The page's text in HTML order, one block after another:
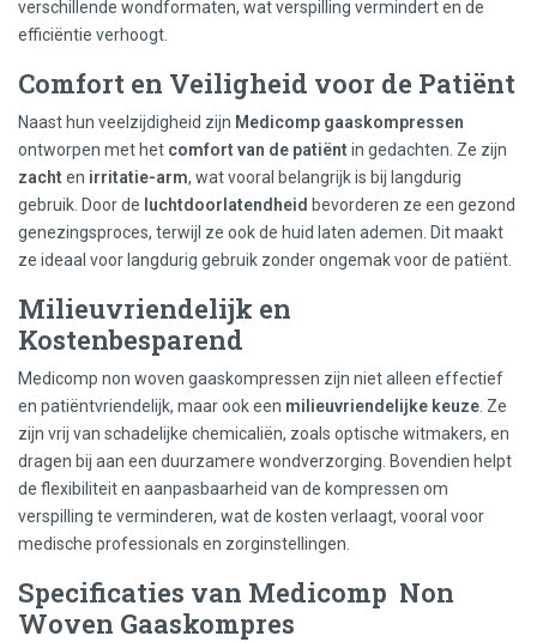
verschillende wondformaten, wat verspilling vermindert en de
efficiëntie verhoogt.
Comfort en Veiligheid voor de Patiënt
Naast hun veelzijdigheid zijn Medicomp gaaskompressen
ontworpen met het comfort van de patiënt in gedachten. Ze zijn
zacht en irritatie-arm, wat vooral belangrijk is bij langdurig
gebruik. Door de luchtdoorlatendheid bevorderen ze een gezond
genezingsproces, terwijl ze ook de huid laten ademen. Dit maakt
ze ideaal voor langdurig gebruik zonder ongemak voor de patiënt.
Milieuvriendelijk en
Kostenbesparend
Medicomp non woven gaaskompressen zijn niet alleen effectief
en patiëntvriendelijk, maar ook een milieuvriendelijke keuze . Ze
zijn vrij van schadelijke chemicaliën, zoals optische witmakers, en
dragen bij aan een duurzamere wondverzorging. Bovendien helpt
de flexibiliteit en aanpasbaarheid van de kompressen om
verspilling te verminderen, wat de kosten verlaagt, vooral voor
medische professionals en zorginstellingen.
Specificaties van Medicomp Non
Woven Gaaskompres